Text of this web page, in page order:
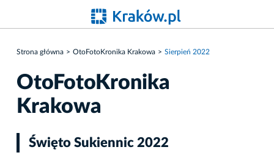
Strona główna OtoFotoKronika Krakowa Sierpień 2022
OtoFotoKronika
Krakowa
Święto Sukiennic 2022